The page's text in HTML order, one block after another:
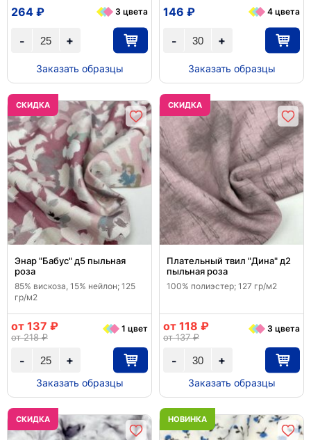
+
-
264 ₽ 3 цвета
Заказать образцы
+
-
146 ₽ 4 цвета
Заказать образцы
CКИДКА
Энар "Бабус" д5 пыльная
роза
85% вискоза, 15% нейлон; 125
гр/м2
+
-
от 137 ₽
от 218 ₽
1 цвет
Заказать образцы
CКИДКА
Плательный твил "Дина" д2
пыльная роза
100% полиэстер; 127 гр/м2
+
-
от 118 ₽
от 137 ₽
3 цвета
Заказать образцы
CКИДКА НОВИНКА